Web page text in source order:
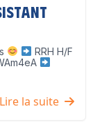
RRH H/F
Lire la suite